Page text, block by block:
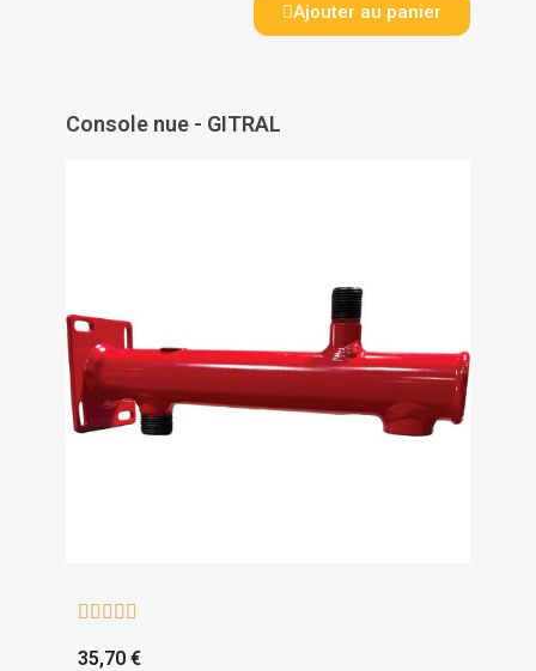
Ajouter au panier
Console nue - GITRAL
    
35,70 €